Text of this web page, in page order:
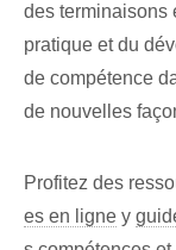
des terminaisons
pratique et du
de ‍compétence
de ‌nouvelles
Profitez des
es en ligne⁢ y